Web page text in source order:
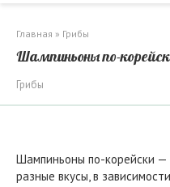
Главная » Грибы
Шампиньоны по-
Грибы
Шампиньоны по-корейски —
разные вкусы, в